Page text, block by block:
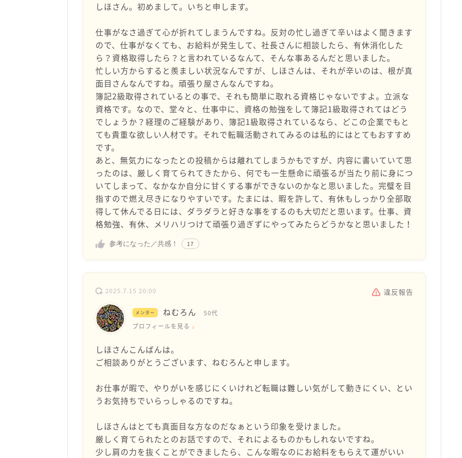
しほさん。初めまして。いちと申します。
仕事がなさ過ぎて心が折れてしまうんですね。反対の忙し過ぎて辛いはよく聞きます
ので、仕事がなくても、お給料が発生して、社長さんに相談したら、有休消化した
ら？資格取得したら？と言われているなんて、そんな事あるんだと思いました。
忙しい方からすると羨ましい状況なんですが、しほさんは、それが辛いのは、根が真
面目さんなんですね。頑張り屋さんなんですね。
簿記2級取得されているとの事で、それも簡単に取れる資格じゃないですよ。立派な
資格です。なので、堂々と、仕事中に、資格の勉強をして簿記1級取得されてはどう
でしょうか？経理のご経験があり、簿記1級取得されているなら、どこの企業でもと
ても貴重な欲しい人材です。それで転職活動されてみるのは私的にはとてもおすすめ
です。
あと、無気力になったとの投稿からは離れてしまうかもですが、内容に書いていて思
ったのは、厳しく育てられてきたから、何でも一生懸命に頑張るが当たり前に身につ
いてしまって、なかなか自分に甘くする事ができないのかなと思いました。完璧を目
指すので燃え尽きになりやすいです。たまには、暇を許して、有休もしっかり全部取
得して休んでる日には、ダラダラと好きな事をするのも大切だと思います。仕事、資
格勉強、有休、メリハリつけて頑張り過ぎずにやってみたらどうかなと思いました！
参考になった／共感！ 17
2025.7.15 20:00 違反報告
メンター ねむろん
50代
プロフィールを見る
しほさんこんばんは。
ご相談ありがとうございます、ねむろんと申します。
お仕事が暇で、やりがいを感じにくいけれど転職は難しい気がして動きにくい、とい
うお気持ちでいらっしゃるのですね。
しほさんはとても真面目な方なのだなぁという印象を受けました。
厳しく育てられたとのお話ですので、それによるものかもしれないですね。
少し肩の力を抜くことができましたら、こんな暇なのにお給料をもらえて運がいい